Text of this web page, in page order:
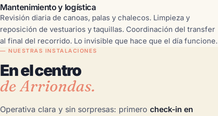
Mantenimiento y logística
Revisión diaria de canoas, palas y chalecos. Limpieza y
reposición de vestuarios y taquillas. Coordinación del transfer
al final del recorrido. Lo invisible que hace que el día funcione.
— NUESTRAS INSTALACIONES
En el centro
de Arriondas.
Operativa clara y sin sorpresas: primero check-in en